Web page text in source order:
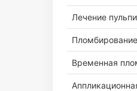
Лечение
Временная